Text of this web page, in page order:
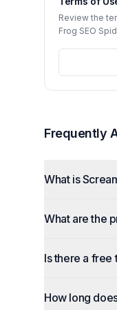
Review the
Frog SEO
Frequently
What is
What are the
Is there a free
How long